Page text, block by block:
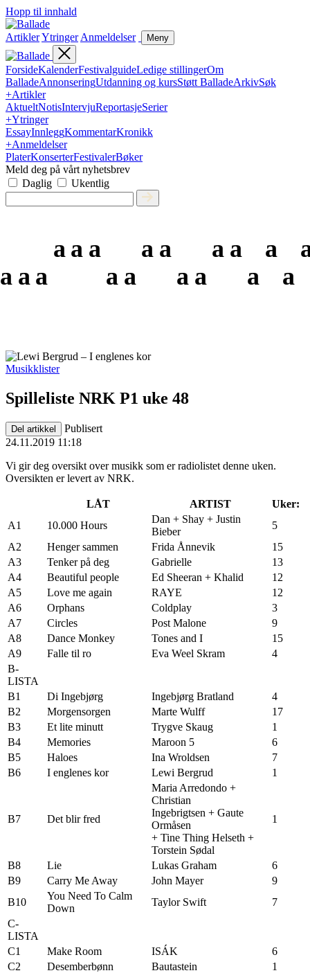
Hopp til innhald
ArtiklerYtringer Anmeldelser Meny
ForsideKalenderFestivalguideLedige stillingerOm
BalladeAnnonseringUtdanning og kursStøtt BalladeArkivSøk
+Artikler
AktueltNotisIntervjuReportasjeSerier
+Ytringer
EssayInnleggKommentarKronikk
+Anmeldelser
PlaterKonserterFestivalerBøker
Meld deg på vårt nyhetsbrev
Daglig
Ukentlig
a a
a a
a
a
a
a
a
a
Musikklister
Spilleliste NRK P1 uke 48
Del artikkel
Publisert
24.11.2019 11:18
Vi gir deg oversikt over musikk som er radiolistet denne uken.
Oversikten er levert av NRK.
LÅT ARTIST
Uker:
A1
10.000 Hours
Dan + Shay + Justin
Bieber
5
A2
Henger sammen Frida Ånnevik
15
A3
Tenker på deg Gabrielle
13
A4
Beautiful people Ed Sheeran + Khalid
12
A5
Love me again RAYE
12
A6
Orphans Coldplay
3
A7
Circles Post Malone
9
A8
Dance Monkey Tones and I
15
A9
Falle til ro Eva Weel Skram
4
B-
LISTA
B1
Di Ingebjørg Ingebjørg Bratland
4
B2
Morgensorgen Marte Wulff
17
B3
Et lite minutt Trygve Skaug
1
B4
Memories Maroon 5
6
B5
Haloes Ina Wroldsen
7
B6
I englenes kor Lewi Bergrud 1
B7 Det blir fred
Maria Arredondo +
Christian
Ingebrigtsen + Gaute
Ormåsen
+ Tine Thing Helseth +
Torstein Sødal
1
B8 Lie Lukas Graham
6
B9
Carry Me Away John Mayer
9
B10
You Need To Calm
Down
Taylor Swift
7
C-
LISTA
C1
Make Room ISÁK
6
C2
Desemberbønn Bautastein
1